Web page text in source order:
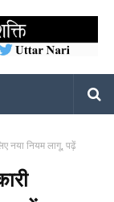
नया नियम लागू, पढ़ें